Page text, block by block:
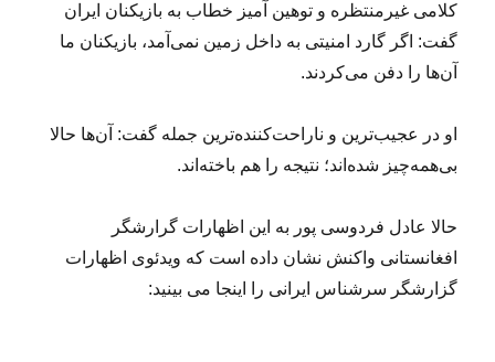
کلامی غیرمنتظره و توهین آمیز خطاب به بازیکنان ایران
گفت: اگر گارد امنیتی به داخل زمین نمی‌آمد، بازیکنان ما
آن‌ها را دفن می‌کردند.
او در عجیب‌ترین و ناراحت‌کننده‌ترین جمله گفت: آن‌ها حالا
بی‌همه‌چیز شده‌اند؛ نتیجه را هم باخته‌اند.
حالا عادل فردوسی پور به این اظهارات گرارشگر
افغانستانی واکنش نشان داده است که ویدئوی اظهارات
گزارشگر سرشناس ایرانی را اینجا می بینید: